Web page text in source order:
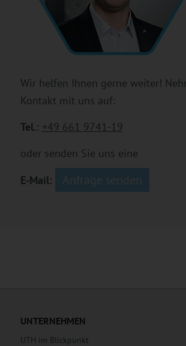
Wir helfen Ihnen gerne weiter!
Kontakt mit uns auf:
Tel.: +49 661 9741-19
oder senden Sie uns eine
E-Mail:
Anfrage senden
UNTERNEHMEN
UTH im Blickpunkt